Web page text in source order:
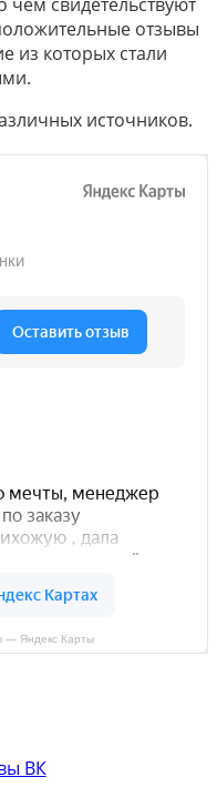
отзывы
из которых стали
источников.
— Яндекс Карты
ВК